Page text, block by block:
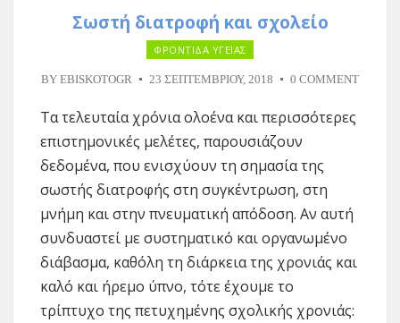
Σωστή διατροφή και σχολείο
ΦΡΟΝΤΙΔΑ ΥΓΕΙΑΣ
BY EBISKOTOGR 23 ΣΕΠΤΕΜΒΡΊΟΥ, 2018 0 COMMENT
Τα τελευταία χρόνια ολοένα και περισσότερες
επιστημονικές μελέτες, παρουσιάζουν
δεδομένα, που ενισχύουν τη σημασία της
σωστής διατροφής στη συγκέντρωση, στη
μνήμη και στην πνευματική απόδοση. Αν αυτή
συνδυαστεί με συστηματικό και οργανωμένο
διάβασμα, καθόλη τη διάρκεια της χρονιάς και
καλό και ήρεμο ύπνο, τότε έχουμε το
τρίπτυχο της πετυχημένης σχολικής χρονιάς: